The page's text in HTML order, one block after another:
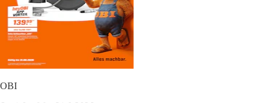
OBI